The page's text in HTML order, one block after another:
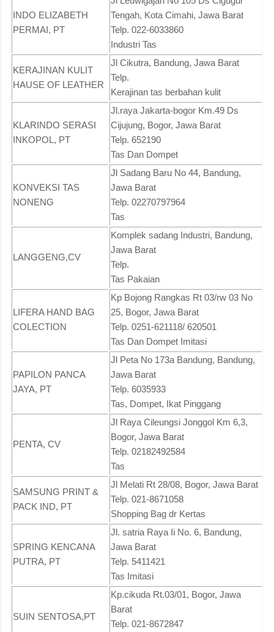
INDO ELIZABETH
PERMAI, PT
Tengah, Kota Cimahi, Jawa Barat
Telp. 022-6033860
Industri Tas
KERAJINAN KULIT
HAUSE OF LEATHER
Jl Cikutra, Bandung, Jawa Barat
Telp.
Kerajinan tas berbahan kulit
KLARINDO SERASI
INKOPOL, PT
Jl.raya Jakarta-bogor Km.49 Ds
Cijujung, Bogor, Jawa Barat
Telp. 652190
Tas Dan Dompet
KONVEKSI TAS
NONENG
Jl Sadang Baru No 44, Bandung,
Jawa Barat
Telp. 02270797964
Tas
LANGGENG,CV
Komplek sadang Industri, Bandung,
Jawa Barat
Telp.
Tas Pakaian
LIFERA HAND BAG
COLECTION
Kp Bojong Rangkas Rt 03/rw 03 No
25, Bogor, Jawa Barat
Telp. 0251-621118/ 620501
Tas Dan Dompet Imitasi
PAPILON PANCA
JAYA, PT
Jl Peta No 173a Bandung, Bandung,
Jawa Barat
Telp. 6035933
Tas, Dompet, Ikat Pinggang
PENTA, CV
Jl Raya Cileungsi Jonggol Km 6,3,
Bogor, Jawa Barat
Telp. 02182492584
Tas
SAMSUNG PRINT &
PACK IND, PT
Jl Melati Rt 28/08, Bogor, Jawa Barat
Telp. 021-8671058
Shopping Bag dr Kertas
SPRING KENCANA
PUTRA, PT
Jl. satria Raya Ii No. 6, Bandung,
Jawa Barat
Telp. 5411421
Tas Imitasi
SUIN SENTOSA,PT
Kp.cikuda Rt.03/01, Bogor, Jawa
Barat
Telp. 021-8672847